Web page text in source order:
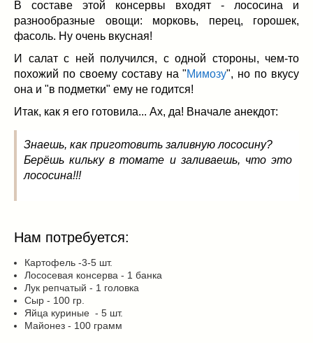
8 марта(1)
День всех влюбленных(3)
мужские даты
Новогоднее меню(9)
В составе этой консервы входят - лососина и
разнообразные овощи: морковь, перец, горошек,
фасоль. Ну очень вкусная!
И салат с ней получился, с одной стороны, чем-то
похожий по своему составу на "Мимозу", но по вкусу
она и "в подметки" ему не годится!
Итак, как я его готовила... Ах, да! Вначале анекдот:
Знаешь, как приготовить заливную лососину?
Берёшь кильку в томате и заливаешь, что это
лососина!!!
Нам потребуется:
Картофель -3-5 шт.
Лососевая консерва - 1 банка
Лук репчатый - 1 головка
Сыр - 100 гр.
Яйца куриные - 5 шт.
Майонез - 100 грамм